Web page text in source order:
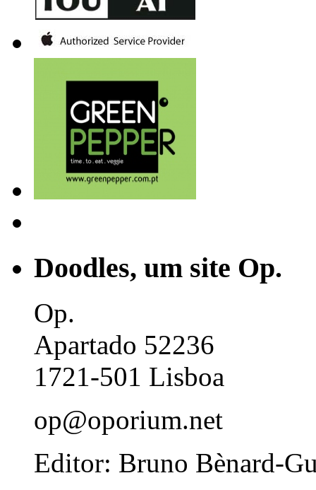
Doodles, um site Op.
Op.
Apartado 52236
1721-501 Lisboa
op@oporium.net
Editor: Bruno Bènard-